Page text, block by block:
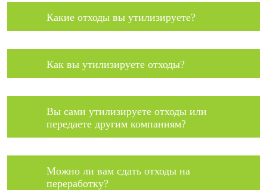
Какие отходы вы утилизируете?
Как вы утилизируете отходы?
Вы сами утилизируете отходы или
передаете другим компаниям?
Можно ли вам сдать отходы на
переработку?